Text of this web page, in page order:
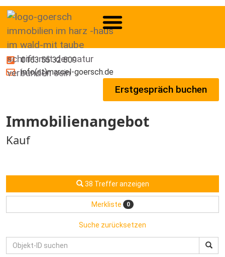
0163 55 32 809
info(at)marcel-goersch.de
Erstgespräch buchen
Immobilien­angebot
Kauf
38 Treffer anzeigen
Merkliste 0
Suche zurücksetzen